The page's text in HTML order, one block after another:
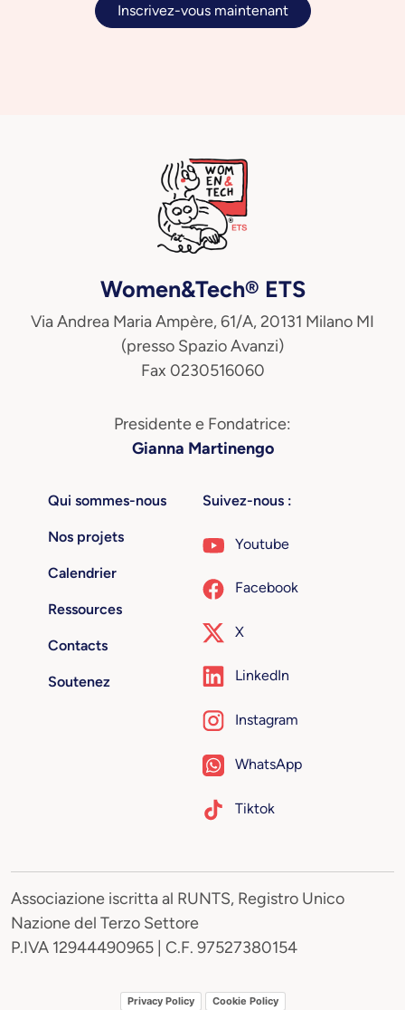
Inscrivez-vous maintenant
Women&Tech® ETS
Via Andrea Maria Ampère, 61/A, 20131 Milano MI
(presso Spazio Avanzi)
Fax 0230516060
Presidente e Fondatrice:
Gianna Martinengo
Qui sommes-nous
Nos projets
Calendrier
Ressources
Contacts
Soutenez
Suivez-nous :
Youtube
Facebook
X
LinkedIn
Instagram
WhatsApp
Tiktok
Associazione iscritta al RUNTS, Registro Unico
Nazione del Terzo Settore
P.IVA 12944490965 | C.F. 97527380154
Privacy Policy Cookie Policy